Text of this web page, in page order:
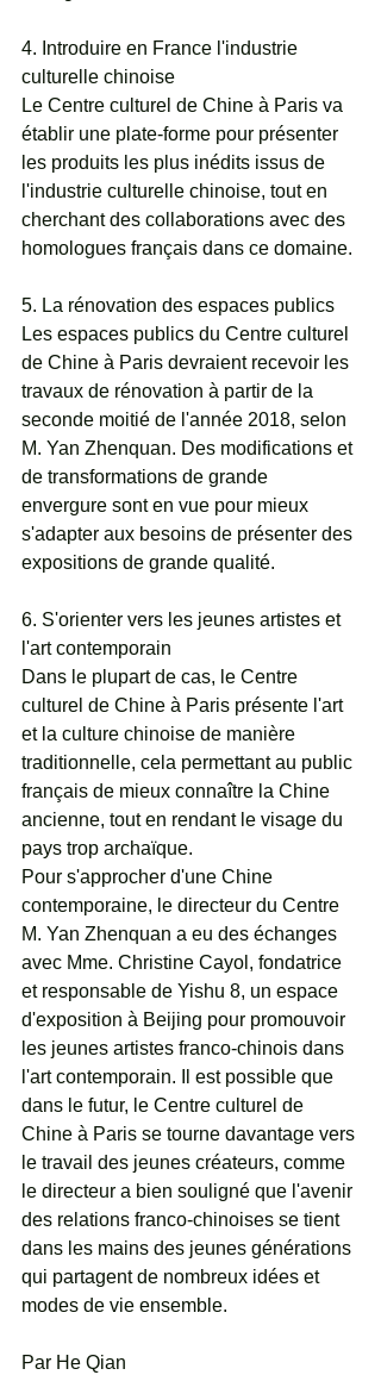
4. Introduire en France l'industrie
culturelle chinoise
Le Centre culturel de Chine à Paris va
établir une plate-forme pour présenter
les produits les plus inédits issus de
l'industrie culturelle chinoise, tout en
cherchant des collaborations avec des
homologues français dans ce domaine.
5. La rénovation des espaces publics
Les espaces publics du Centre culturel
de Chine à Paris devraient recevoir les
travaux de rénovation à partir de la
seconde moitié de l'année 2018, selon
M. Yan Zhenquan. Des modifications et
de transformations de grande
envergure sont en vue pour mieux
s'adapter aux besoins de présenter des
expositions de grande qualité.
6. S'orienter vers les jeunes artistes et
l'art contemporain
Dans le plupart de cas, le Centre
culturel de Chine à Paris présente l'art
et la culture chinoise de manière
traditionnelle, cela permettant au public
français de mieux connaître la Chine
ancienne, tout en rendant le visage du
pays trop archaïque.
Pour s'approcher d'une Chine
contemporaine, le directeur du Centre
M. Yan Zhenquan a eu des échanges
avec Mme. Christine Cayol, fondatrice
et responsable de Yishu 8, un espace
d'exposition à Beijing pour promouvoir
les jeunes artistes franco-chinois dans
l'art contemporain. Il est possible que
dans le futur, le Centre culturel de
Chine à Paris se tourne davantage vers
le travail des jeunes créateurs, comme
le directeur a bien souligné que l'avenir
des relations franco-chinoises se tient
dans les mains des jeunes générations
qui partagent de nombreux idées et
modes de vie ensemble.
Par He Qian